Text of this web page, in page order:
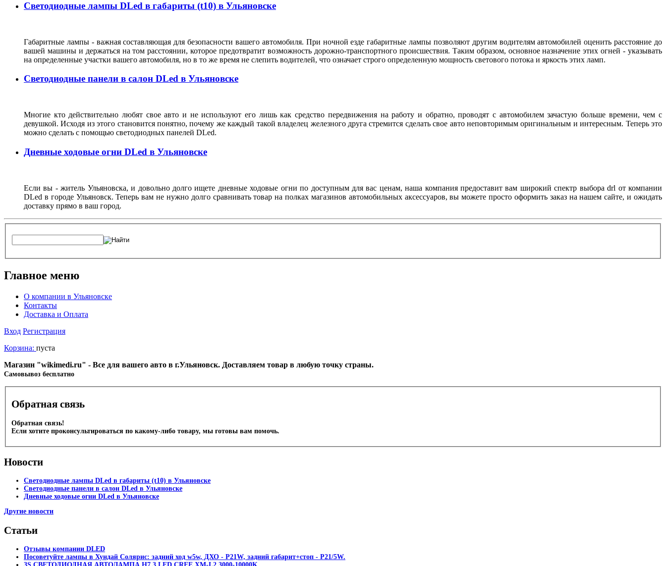
Светодиодные лампы DLed в габариты (t10) в Ульяновске
Габаритные лампы - важная составляющая для безопасности вашего автомобиля. При ночной езде габаритные лампы позволяют другим водителям автомобилей оценить расстояние до
вашей машины и держаться на том расстоянии, которое предотвратит возможность дорожно-транспортного происшествия. Таким образом, основное назначение этих огней - указывать
на определенные участки вашего автомобиля, но в то же время не слепить водителей, что означает строго определенную мощность светового потока и яркость этих ламп.
Светодиодные панели в салон DLed в Ульяновске
Многие кто действительно любят свое авто и не используют его лишь как средство передвижения на работу и обратно, проводят с автомобилем зачастую больше времени, чем с
девушкой. Исходя из этого становится понятно, почему же каждый такой владелец железного друга стремится сделать свое авто неповторимым оригинальным и интересным. Теперь это
можно сделать с помощью светодиодных панелей DLed.
Дневные ходовые огни DLed в Ульяновске
Если вы - житель Ульяновска, и довольно долго ищете дневные ходовые огни по доступным для вас ценам, наша компания предоставит вам широкий спектр выбора drl от компании
DLed в городе Ульяновск. Теперь вам не нужно долго сравнивать товар на полках магазинов автомобильных аксессуаров, вы можете просто оформить заказ на нашем сайте, и ожидать
доставку прямо в ваш город.
Главное меню
О компании в Ульяновске
Контакты
Доставка и Оплата
Вход Регистрация
Корзина: пуста
Магазин "wikimedi.ru" - Все для вашего авто в г.Ульяновск. Доставляем товар в любую точку страны.
Cамовывоз бесплатно
Обратная связь
Обратная связь!
Если хотите проконсультироваться по какому-либо товару, мы готовы вам помочь.
Новости
Светодиодные лампы DLed в габариты (t10) в Ульяновске
Светодиодные панели в салон DLed в Ульяновске
Дневные ходовые огни DLed в Ульяновске
Другие новости
Статьи
Отзывы компании DLED
Посоветуйте лампы в Хундай Солярис: задний ход w5w, ДХО - P21W, задний габарит+стоп - P21/5W.